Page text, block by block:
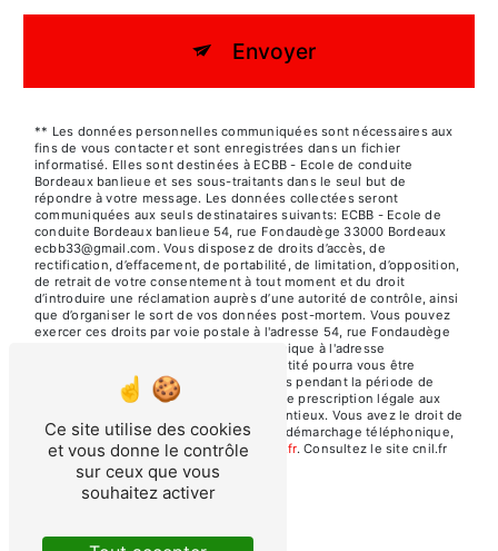
Envoyer
** Les données personnelles communiquées sont nécessaires aux
fins de vous contacter et sont enregistrées dans un fichier
informatisé. Elles sont destinées à ECBB - Ecole de conduite
Bordeaux banlieue et ses sous-traitants dans le seul but de
répondre à votre message. Les données collectées seront
communiquées aux seuls destinataires suivants: ECBB - Ecole de
conduite Bordeaux banlieue 54, rue Fondaudège 33000 Bordeaux
ecbb33@gmail.com. Vous disposez de droits d’accès, de
rectification, d’effacement, de portabilité, de limitation, d’opposition,
de retrait de votre consentement à tout moment et du droit
d’introduire une réclamation auprès d’une autorité de contrôle, ainsi
que d’organiser le sort de vos données post-mortem. Vous pouvez
exercer ces droits par voie postale à l'adresse 54, rue Fondaudège
33000 Bordeaux ou par courrier électronique à l'adresse
ecbb33@gmail.com. Un justificatif d'identité pourra vous être
demandé. Nous conservons vos données pendant la période de
prise de contact puis pendant la durée de prescription légale aux
fins probatoires et de gestion des contentieux. Vous avez le droit de
vous inscrire sur la liste d'opposition au démarchage téléphonique,
disponible à cette adresse: Bloctel.gouv.fr. Consultez le site cnil.fr
pour plus d’informations sur vos droits.
Ce site utilise des cookies
et vous donne le contrôle
sur ceux que vous
souhaitez activer